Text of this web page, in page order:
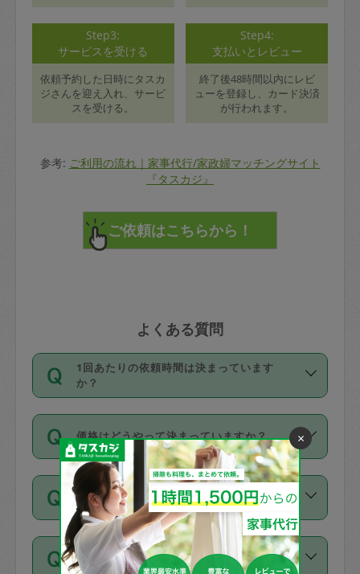
Step3:
サービスを受ける
依頼予約した日時にタスカ
ジさんを迎え入れ、サービ
スを受ける。
Step4:
支払いとレビュー
終了後48時間以内にレビ
ューを登録し、カード決済
が行われます。
参考: ご利用の流れ｜家事代行/家政婦マッチングサイト
『タスカジ』
よくある質問
1回あたりの依頼時間は決まっています
か？
依頼1回につき3時間固定です。3時間を
超えて依頼したい場合は、延長機能をご
利用ください。機能をご利用いただくに
は、タスカジさんに事前に相談し、合意
の上事前申請することが必要です。な
お、3時間を下回っても、値引き等はござ
いません。
価格はどうやって決まっていますか？
11種類の価格帯の中からタスカジさん自
身が価格を選んで設定しています。
タスカジさんの価格設定には最初は制限
があり、レビュー件数、レビューの平均
値、などで除々に設定可能な最高額が上
支払い方法を教えてください
お支払方法はクレジットカード（Visa／
Master／JCB／AMERICAN EXPRESS／
同じタスカジさんに定期的にお願いする場
合はお得になる？
×